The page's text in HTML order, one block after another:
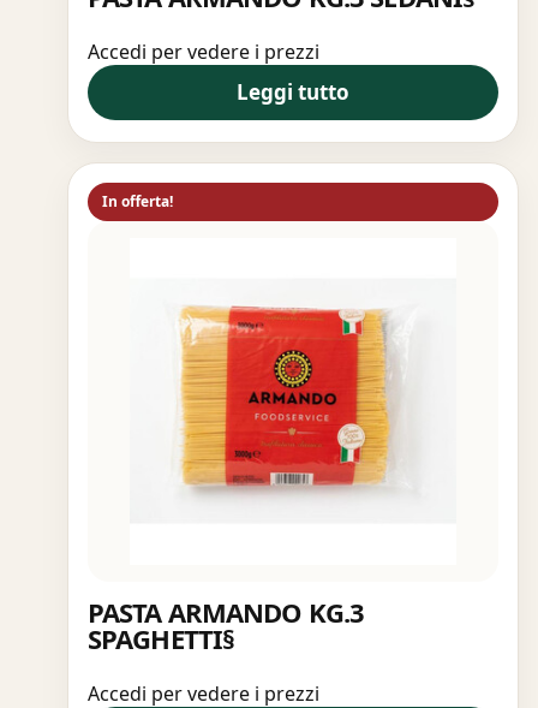
Accedi per vedere i prezzi
Leggi tutto
In offerta!
PASTA ARMANDO KG.3
SPAGHETTI§
Accedi per vedere i prezzi